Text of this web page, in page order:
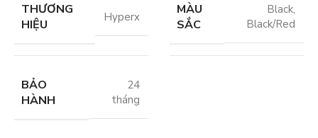
THƯƠNG
HIỆU
Hyperx
MÀU
SẮC
Black,
Black/Red
BẢO
HÀNH
24
tháng